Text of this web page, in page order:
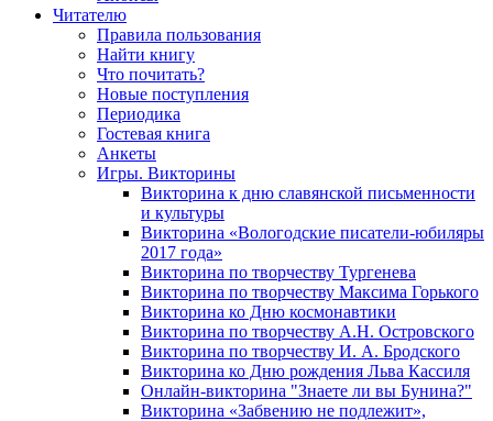
Читателю
Правила пользования
Найти книгу
Что почитать?
Новые поступления
Периодика
Гостевая книга
Анкеты
Игры. Викторины
Викторина к дню славянской письменности
и культуры
Викторина «Вологодские писатели-юбиляры
2017 года»
Викторина по творчеству Тургенева
Викторина по творчеству Максима Горького
Викторина ко Дню космонавтики
Викторина по творчеству А.Н. Островского
Викторина по творчеству И. А. Бродского
Викторина ко Дню рождения Льва Кассиля
Онлайн-викторина "Знаете ли вы Бунина?"
Викторина «Забвению не подлежит»,